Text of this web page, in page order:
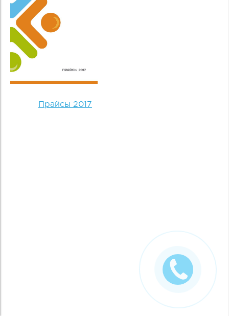
Прайсы 2017